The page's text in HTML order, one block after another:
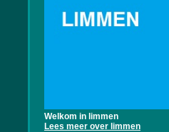
Welkom in limmen
Lees meer over limmen